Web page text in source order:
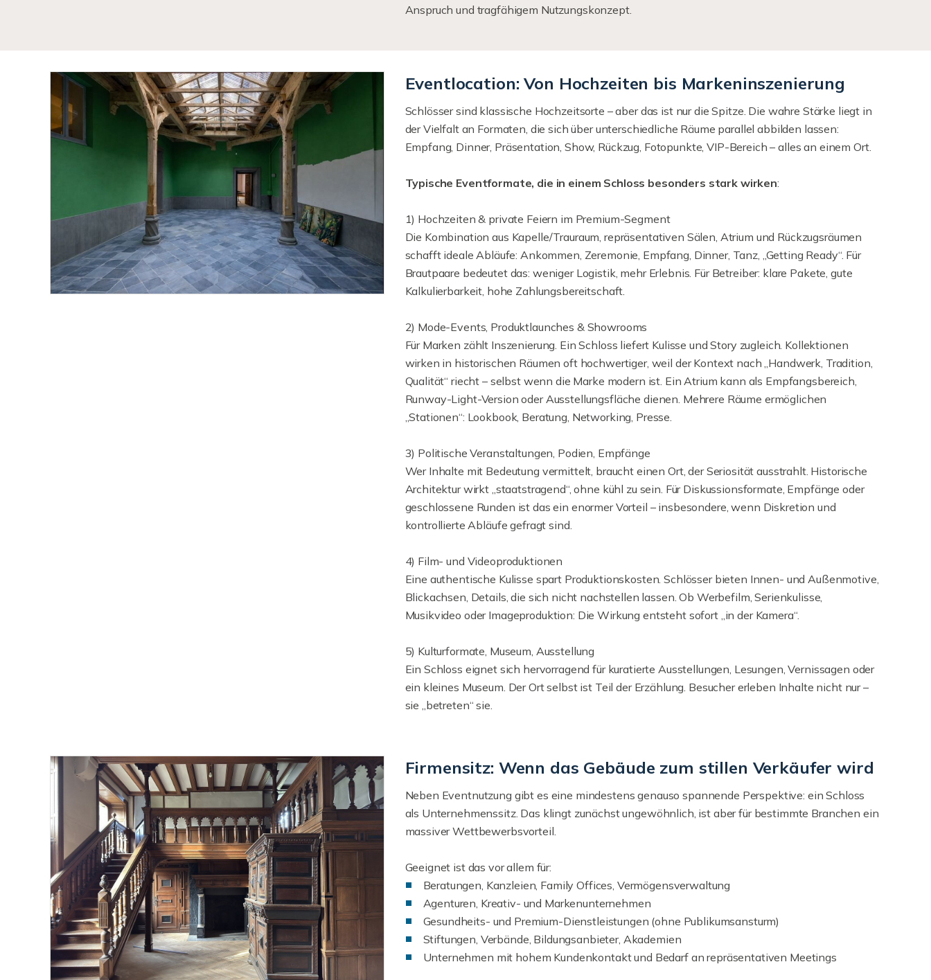
Anspruch und tragfähigem Nutzungskonzept.
Eventlocation: Von Hochzeiten bis Markeninszenierung
Schlösser sind klassische Hochzeitsorte – aber das ist nur die Spitze. Die wahre Stärke liegt in
der Vielfalt an Formaten, die sich über unterschiedliche Räume parallel abbilden lassen:
Empfang, Dinner, Präsentation, Show, Rückzug, Fotopunkte, VIP-Bereich – alles an einem Ort.
Typische Eventformate, die in einem Schloss besonders stark wirken:
1) Hochzeiten & private Feiern im Premium-Segment
Die Kombination aus Kapelle/Trauraum, repräsentativen Sälen, Atrium und Rückzugsräumen
schafft ideale Abläufe: Ankommen, Zeremonie, Empfang, Dinner, Tanz, „Getting Ready“. Für
Brautpaare bedeutet das: weniger Logistik, mehr Erlebnis. Für Betreiber: klare Pakete, gute
Kalkulierbarkeit, hohe Zahlungsbereitschaft.
2) Mode-Events, Produktlaunches & Showrooms
Für Marken zählt Inszenierung. Ein Schloss liefert Kulisse und Story zugleich. Kollektionen
wirken in historischen Räumen oft hochwertiger, weil der Kontext nach „Handwerk, Tradition,
Qualität“ riecht – selbst wenn die Marke modern ist. Ein Atrium kann als Empfangsbereich,
Runway-Light-Version oder Ausstellungsfläche dienen. Mehrere Räume ermöglichen
„Stationen“: Lookbook, Beratung, Networking, Presse.
3) Politische Veranstaltungen, Podien, Empfänge
Wer Inhalte mit Bedeutung vermittelt, braucht einen Ort, der Seriosität ausstrahlt. Historische
Architektur wirkt „staatstragend“, ohne kühl zu sein. Für Diskussionsformate, Empfänge oder
geschlossene Runden ist das ein enormer Vorteil – insbesondere, wenn Diskretion und
kontrollierte Abläufe gefragt sind.
4) Film- und Videoproduktionen
Eine authentische Kulisse spart Produktionskosten. Schlösser bieten Innen- und Außenmotive,
Blickachsen, Details, die sich nicht nachstellen lassen. Ob Werbefilm, Serienkulisse,
Musikvideo oder Imageproduktion: Die Wirkung entsteht sofort „in der Kamera“.
5) Kulturformate, Museum, Ausstellung
Ein Schloss eignet sich hervorragend für kuratierte Ausstellungen, Lesungen, Vernissagen oder
ein kleines Museum. Der Ort selbst ist Teil der Erzählung. Besucher erleben Inhalte nicht nur –
sie „betreten“ sie.
Firmensitz: Wenn das Gebäude zum stillen Verkäufer wird
Neben Eventnutzung gibt es eine mindestens genauso spannende Perspektive: ein Schloss
als Unternehmenssitz. Das klingt zunächst ungewöhnlich, ist aber für bestimmte Branchen ein
massiver Wettbewerbsvorteil.
Geeignet ist das vor allem für:
Beratungen, Kanzleien, Family Offices, Vermögensverwaltung
Agenturen, Kreativ- und Markenunternehmen
Gesundheits- und Premium-Dienstleistungen (ohne Publikumsansturm)
Stiftungen, Verbände, Bildungsanbieter, Akademien
Unternehmen mit hohem Kundenkontakt und Bedarf an repräsentativen Meetings